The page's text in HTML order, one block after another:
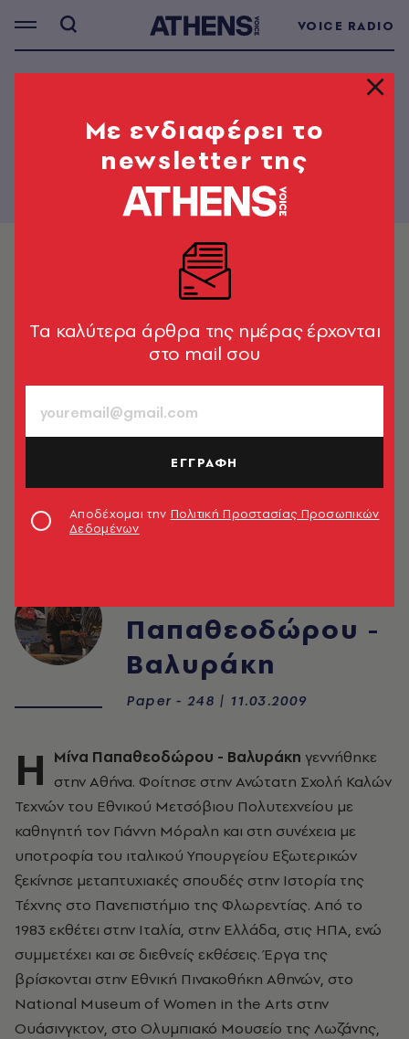
VOICE RADIO
Παπαθεοδώρου -
Βαλυράκη
Paper - 248 | 11.03.2009
H Μίνα Παπαθεοδώρου - Βαλυράκη γεννήθηκε
στην Αθήνα. Φοίτησε στην Ανώτατη Σχολή Καλών
Τεχνών του Εθνικού Μετσόβιου Πολυτεχνείου με
καθηγητή τον Γιάννη Μόραλη και στη συνέχεια με
υποτροφία του ιταλικού Υπουργείου Εξωτερικών
ξεκίνησε μεταπτυχιακές σπουδές στην Ιστορία της
Τέχνης στο Πανεπιστήμιο της Φλωρεντίας. Από το
1983 εκθέτει στην Ιταλία, στην Ελλάδα, στις ΗΠΑ, ενώ
συμμετέχει και σε διεθνείς εκθέσεις. Έργα της
βρίσκονται στην Εθνική Πινακοθήκη Αθηνών, στο
National Museum of Women in the Arts στην
Ουάσινγκτον, στο Ολυμπιακό Μουσείο της Λωζάνης,
Mε ενδιαφέρει το
newsletter της
Tα καλύτερα άρθρα της ημέρας έρχονται
στο mail σου
ΕΓΓΡΑΦΗ
Αποδέχομαι την Πολιτική Προστασίας Προσωπικών
Δεδομένων